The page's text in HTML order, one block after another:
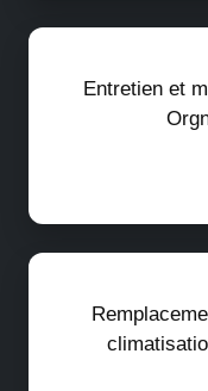
Entretien et